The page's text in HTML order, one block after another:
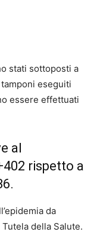
stati sottoposti a
eseguiti
essere effettuati
al
rispetto a
da
della Salute.